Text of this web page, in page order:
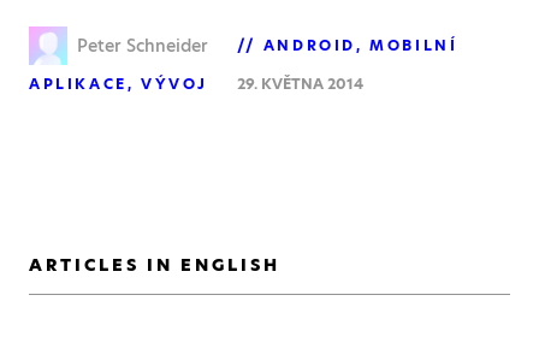
Peter Schneider ANDROID
MOBILNÍ
APLIKACE
VÝVOJ 29. KVĚTNA 2014
ARTICLES IN ENGLISH